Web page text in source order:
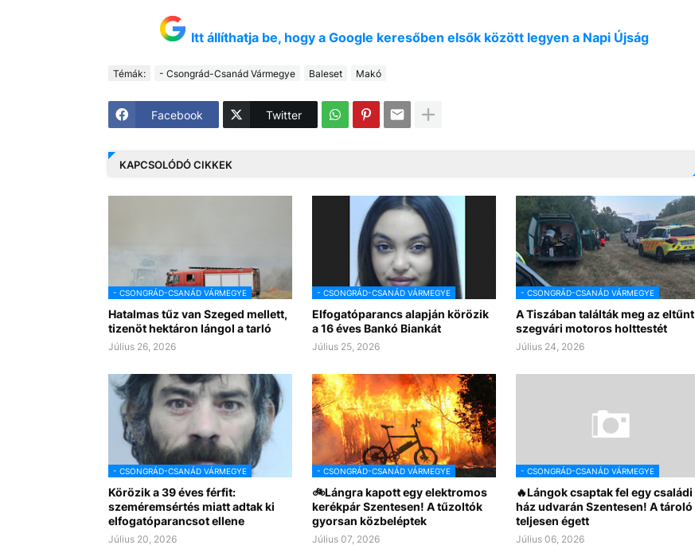
Itt állíthatja be, hogy a Google keresőben elsők között legyen a Napi Újság
Témák: - Csongrád-Csanád Vármegye Baleset Makó
Facebook Twitter
KAPCSOLÓDÓ CIKKEK
- CSONGRÁD-CSANÁD VÁRMEGYE
Hatalmas tűz van Szeged mellett,
tizenöt hektáron lángol a tarló
Július 26, 2026
- CSONGRÁD-CSANÁD VÁRMEGYE
Elfogatóparancs alapján körözik
a 16 éves Bankó Biankát
Július 25, 2026
- CSONGRÁD-CSANÁD VÁRMEGYE
A Tiszában találták meg az eltűnt
szegvári motoros holttestét
Július 24, 2026
- CSONGRÁD-CSANÁD VÁRMEGYE
Körözik a 39 éves férfit:
szeméremsértés miatt adtak ki
elfogatóparancsot ellene
Július 20, 2026
- CSONGRÁD-CSANÁD VÁRMEGYE
🚲Lángra kapott egy elektromos
kerékpár Szentesen! A tűzoltók
gyorsan közbeléptek
Július 07, 2026
- CSONGRÁD-CSANÁD VÁRMEGYE
🔥Lángok csaptak fel egy családi
ház udvarán Szentesen! A tároló
teljesen égett
Július 06, 2026